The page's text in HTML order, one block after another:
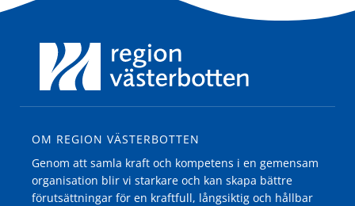
OM REGION VÄSTERBOTTEN
Genom att samla kraft och kompetens i en gemensam
organisation blir vi starkare och kan skapa bättre
förutsättningar för en kraftfull, långsiktig och hållbar